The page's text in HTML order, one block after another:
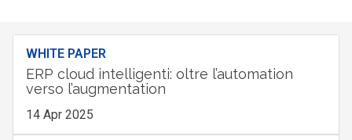
WHITE PAPER
ERP cloud intelligenti: oltre l’automation
verso l’augmentation
14 Apr 2025